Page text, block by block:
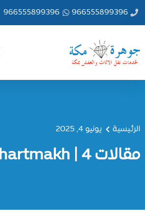
إلى
966555899396
966555899396
الرئيسية يونيو 4, 2025
مقالات Jwhartmakh | 4 يونيو 2025